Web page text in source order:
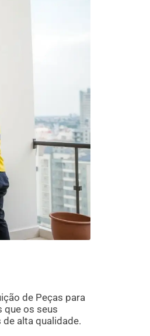
de Peças para
que os seus
alta qualidade.